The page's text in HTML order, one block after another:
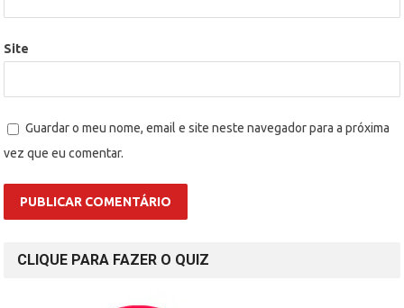
Site
Guardar o meu nome, email e site neste navegador para a próxima
vez que eu comentar.
CLIQUE PARA FAZER O QUIZ